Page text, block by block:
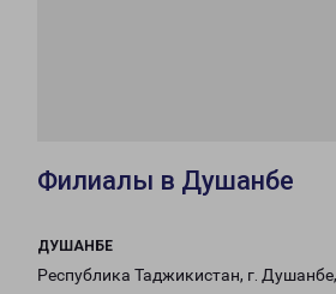
Филиалы в Душанбе
ДУШАНБЕ
Республика Таджикистан, г.